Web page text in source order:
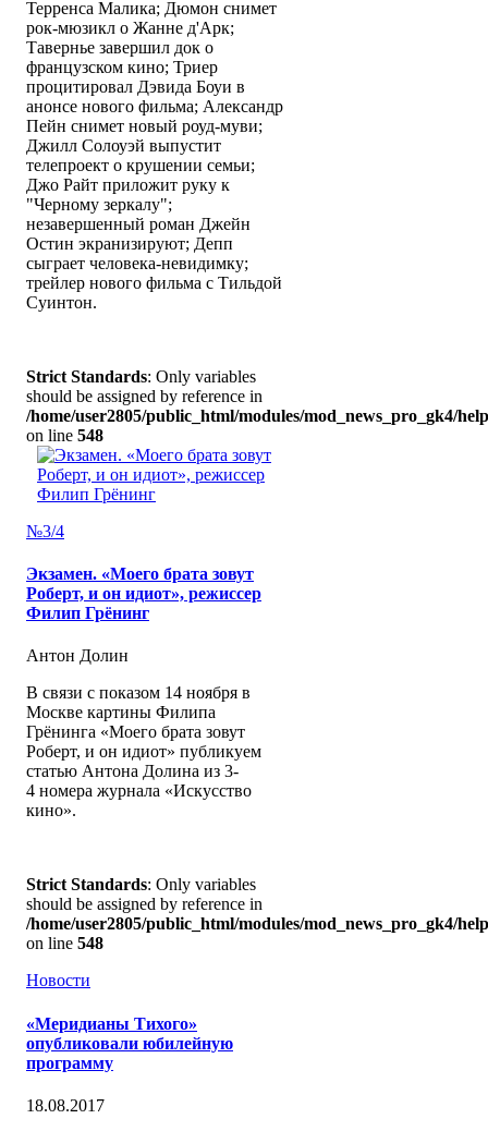
Терренса Малика; Дюмон снимет
рок-мюзикл о Жанне д'Арк;
Тавернье завершил док о
французском кино; Триер
процитировал Дэвида Боуи в
анонсе нового фильма; Александр
Пейн снимет новый роуд-муви;
Джилл Солоуэй выпустит
телепроект о крушении семьи;
Джо Райт приложит руку к
"Черному зеркалу";
незавершенный роман Джейн
Остин экранизируют; Депп
сыграет человека-невидимку;
трейлер нового фильма с Тильдой
Суинтон.
Strict Standards: Only variables
should be assigned by reference in
/home/user2805/public_html/modules/mod_news_pro_gk4/
on line 548
№3/4
Экзамен. «Моего брата зовут
Роберт, и он идиот», режиссер
Филип Грёнинг
Антон Долин
В связи с показом 14 ноября в
Москве картины Филипа
Грёнинга «Моего брата зовут
Роберт, и он идиот» публикуем
статью Антона Долина из 3-
4 номера журнала «Искусство
кино».
Strict Standards: Only variables
should be assigned by reference in
/home/user2805/public_html/modules/mod_news_pro_gk4/
on line 548
Новости
«Меридианы Тихого»
опубликовали юбилейную
программу
18.08.2017